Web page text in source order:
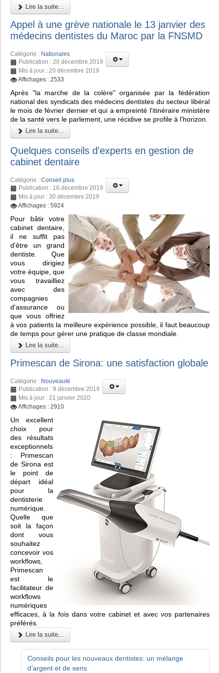
Lire la suite...
Appel à une grève nationale le 13 janvier des
médecins dentistes du Maroc par la FNSMD
Catégorie : Nationales
Publication : 20 décembre 2019
Mis à jour : 20 décembre 2019
Affichages : 2533
Après "la marche de la colère" organisée par la fédération
national des syndicats des médecins dentistes du secteur libéral
le mois de février dernier et qui a empreinté l'itinéraire ministère
de la santé vers le parlement, une récidive se profile à l'horizon.
Lire la suite...
Quelques conseils d'experts en gestion de
cabinet dentaire
Catégorie : Conseil plus
Publication : 16 décembre 2019
Mis à jour : 30 décembre 2019
Affichages : 5924
Pour bâtir votre
cabinet dentaire,
il ne suffit pas
d'être un grand
dentiste. Que
vous dirigiez
votre équipe, que
vous travailliez
avec des
compagnies
d'assurance ou
que vous offriez
à vos patients la meilleure expérience possible, il faut beaucoup
de temps pour gérer une pratique de classe mondiale.
Lire la suite...
Primescan de Sirona: une satisfaction globale
Catégorie : Nouveauté
Publication : 9 décembre 2019
Mis à jour : 21 janvier 2020
Affichages : 2910
Un excellent
choix pour
des résultats
exceptionnels
: Primescan
de Sirona est
le point de
départ idéal
pour la
dentisterie
numérique.
Quelle que
soit la façon
dont vous
souhaitez
concevoir vos
workflows,
Primescan
est le
facilitateur de
workflows
numériques
efficaces, à la fois dans votre cabinet et avec vos partenaires
préférés.
Lire la suite...
Conseils pour les nouveaux dentistes: un mélange
d’argent et de sens